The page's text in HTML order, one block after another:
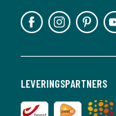
LEVERINGSPARTNERS